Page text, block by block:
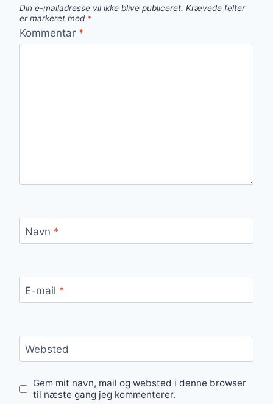
Din e-mailadresse vil ikke blive publiceret. Krævede felter
er markeret med *
Kommentar *
Navn *
E-mail *
Websted
Gem mit navn, mail og websted i denne browser
til næste gang jeg kommenterer.